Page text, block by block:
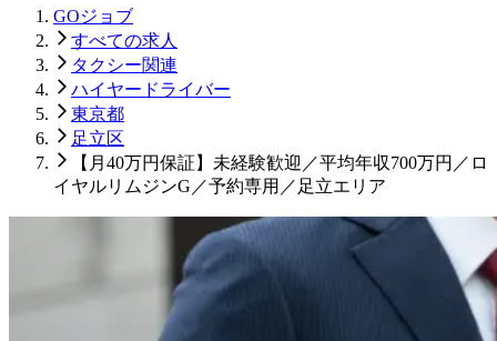
GOジョブ
すべての求人
タクシー関連
ハイヤードライバー
東京都
足立区
【月40万円保証】未経験歓迎／平均年収700万円／ロ
イヤルリムジンG／予約専用／足立エリア